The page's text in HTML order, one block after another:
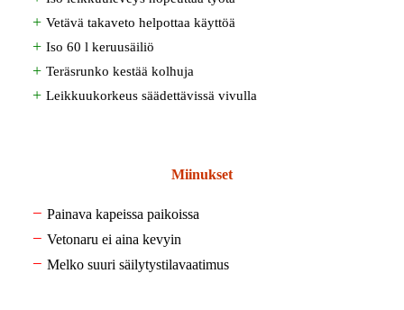
+ Vetävä takaveto helpottaa käyttöä
+ Iso 60 l keruusäiliö
+ Teräsrunko kestää kolhuja
+ Leikkuukorkeus säädettävissä vivulla
Miinukset
− Painava kapeissa paikoissa
− Vetonaru ei aina kevyin
− Melko suuri säilytystilavaatimus